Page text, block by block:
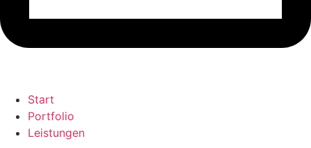
Start
Portfolio
Leistungen